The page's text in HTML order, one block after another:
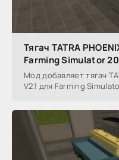
Тягач TATRA
Farming Simulator
Мод добавляет тягач
V2.1 для Farming